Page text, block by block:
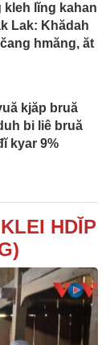
kleh lĭng kahan
Lak: Khădah
hmăng, ăt
kjăp bruă
bi liê bruă
kyar 9%
HDĬP